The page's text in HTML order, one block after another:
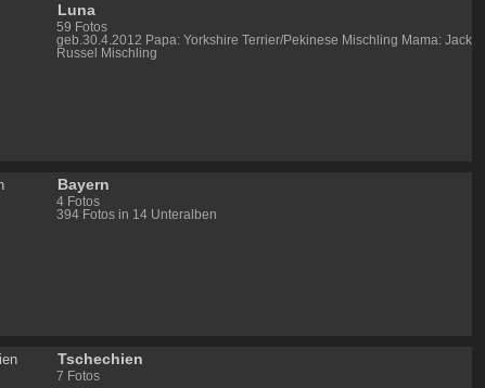
Luna
59 Fotos
geb.30.4.2012 Papa: Yorkshire Terrier/Pekinese Mischling Mama: Jack
Russel Mischling
Bayern
4 Fotos
394 Fotos in 14 Unteralben
Tschechien
7 Fotos